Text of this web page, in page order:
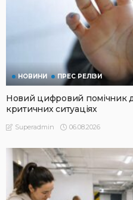
НОВИНИ ПРЕС РЕЛІЗИ
Новий цифровий помічник
критичних ситуаціях
Superadmin 06.08.2026